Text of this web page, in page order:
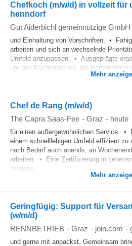
Chefkoch (m/w/d) in vollzeit für
henndorf
Gut Aiderbichl gemeinnützige GmbH
und Einhaltung von Vorschriften. •
arbeiten und sich an wechselnde
Umfeld anzupassen. • Ausgeprägte
um den Küchenbetrieb, die
Mehr
Chef de Rang (m/w/d)
The Capra Saas-Fee - Graz - heute
für einen außergewöhnlichen Service. •
einem schnelllebigen Umfeld effizient
nach Bedarf auch abends, an
arbeiten. • Eine Zertifizierung in
Hygiene...
Mehr
Geringfügig: Support für
(w/m/d)
RENNBETRIEB - Graz - join.com -
und gerne mit anpackst. Gemeinsam